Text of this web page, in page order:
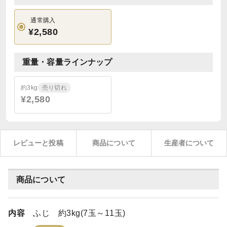
通常購入
¥2,580
重量・容量ラインナップ
約3kg 売り切れ
¥2,580
レビューと投稿 商品について 生産者について
商品について
内容 ふじ 約3kg(7玉～11玉)